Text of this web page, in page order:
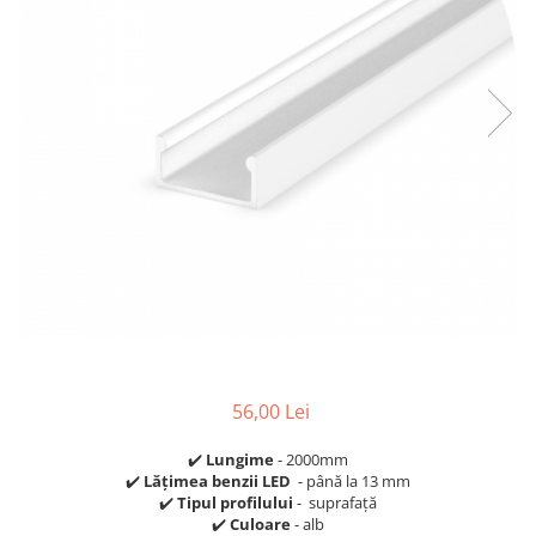
56,00 Lei
✔️ Lungime- 2000mm
✔️ Lățimea benzii LED - până la 13 mm
✔️Tipul profilului - suprafaţă
✔️Culoare- alb